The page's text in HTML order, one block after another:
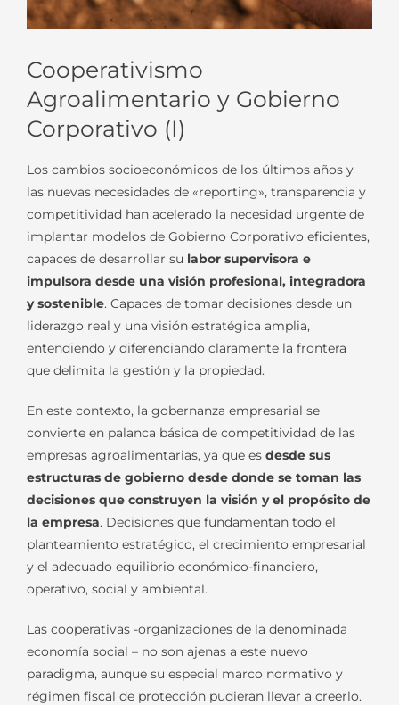
Cooperativismo
Agroalimentario y Gobierno
Corporativo (I)
Los cambios socioeconómicos de los últimos años y
las nuevas necesidades de «reporting», transparencia y
competitividad han acelerado la necesidad urgente de
implantar modelos de Gobierno Corporativo eficientes,
capaces de desarrollar su labor supervisora e
impulsora desde una visión profesional, integradora
y sostenible. Capaces de tomar decisiones desde un
liderazgo real y una visión estratégica amplia,
entendiendo y diferenciando claramente la frontera
que delimita la gestión y la propiedad.
En este contexto, la gobernanza empresarial se
convierte en palanca básica de competitividad de las
empresas agroalimentarias, ya que es desde sus
estructuras de gobierno desde donde se toman las
decisiones que construyen la visión y el propósito de
la empresa. Decisiones que fundamentan todo el
planteamiento estratégico, el crecimiento empresarial
y el adecuado equilibrio económico-financiero,
operativo, social y ambiental.
Las cooperativas -organizaciones de la denominada
economía social – no son ajenas a este nuevo
paradigma, aunque su especial marco normativo y
régimen fiscal de protección pudieran llevar a creerlo.